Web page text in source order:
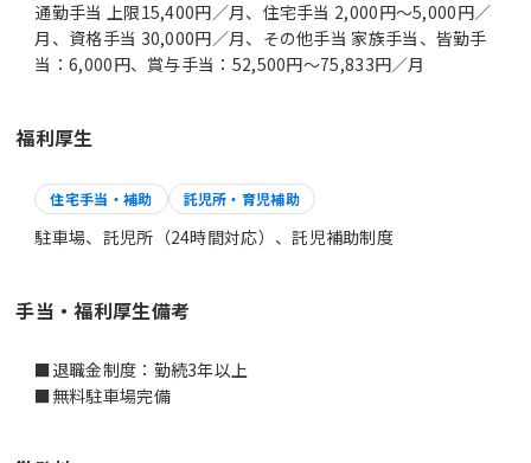
通勤手当 上限15,400円／月、住宅手当 2,000円～5,000円／
月、資格手当 30,000円／月、その他手当 家族手当、皆勤手
当：6,000円、賞与手当：52,500円～75,833円／月
福利厚生
住宅手当・補助 託児所・育児補助
駐車場、託児所（24時間対応）、託児補助制度
手当・福利厚生備考
■退職金制度：勤続3年以上
■無料駐車場完備